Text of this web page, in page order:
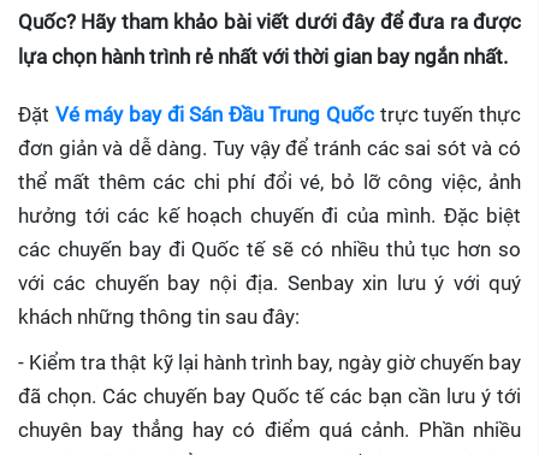
Quốc? Hãy tham khảo bài viết dưới đây để đưa ra được
lựa chọn hành trình rẻ nhất với thời gian bay ngắn nhất.
Đặt Vé máy bay đi Sán Đầu Trung Quốc trực tuyến thực
đơn giản và dễ dàng. Tuy vậy để tránh các sai sót và có
thể mất thêm các chi phí đổi vé, bỏ lỡ công việc, ảnh
hưởng tới các kế hoạch chuyến đi của mình. Đặc biệt
các chuyến bay đi Quốc tế sẽ có nhiều thủ tục hơn so
với các chuyến bay nội địa. Senbay xin lưu ý với quý
khách những thông tin sau đây:
- Kiểm tra thật kỹ lại hành trình bay, ngày giờ chuyến bay
đã chọn. Các chuyến bay Quốc tế các bạn cần lưu ý tới
chuyên bay thẳng hay có điểm quá cảnh. Phần nhiều